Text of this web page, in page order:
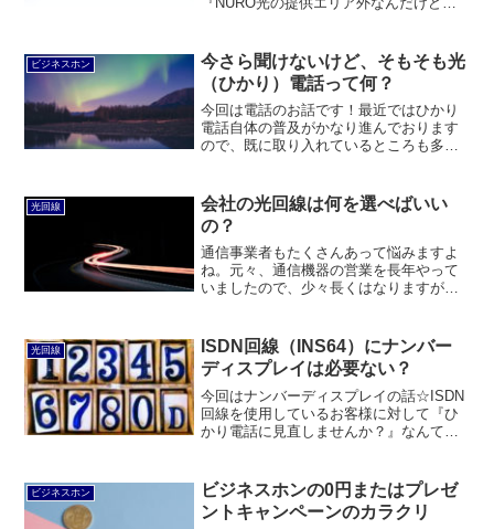
と思います☆
ビジネスホン
今さら聞けないけど、そもそも光
（ひかり）電話って何？
今回は電話のお話です！最近ではひかり
電話自体の普及がかなり進んでおります
ので、既に取り入れているところも多い
ンの関係で、未だに従来のISDNやアナロ
グといった回線を使用している方もいら
っしゃるかと思います☆
光回線
会社の光回線は何を選べばいい
の？
通信事業者もたくさんあって悩みますよ
ね。元々、通信機器の営業を長年やって
いましたので、少々長くはなりますが納
方。・移転を考えている方。・新たに拠
点を出される方。是非、見ていただけれ
ばと思います。
光回線
ISDN回線（INS64）にナンバー
ディスプレイは必要ない？
今回はナンバーディスプレイの話☆ISDN
回線を使用しているお客様に対して『ひ
かり電話に見直しませんか？』なんて営
くわしました。
ビジネスホン
ビジネスホンの0円またはプレゼ
ントキャンペーンのカラクリ